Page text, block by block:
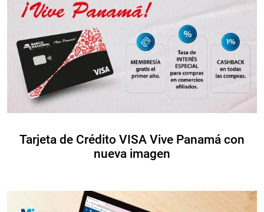
Tarjeta de Crédito VISA Vive Panamá con
nueva imagen